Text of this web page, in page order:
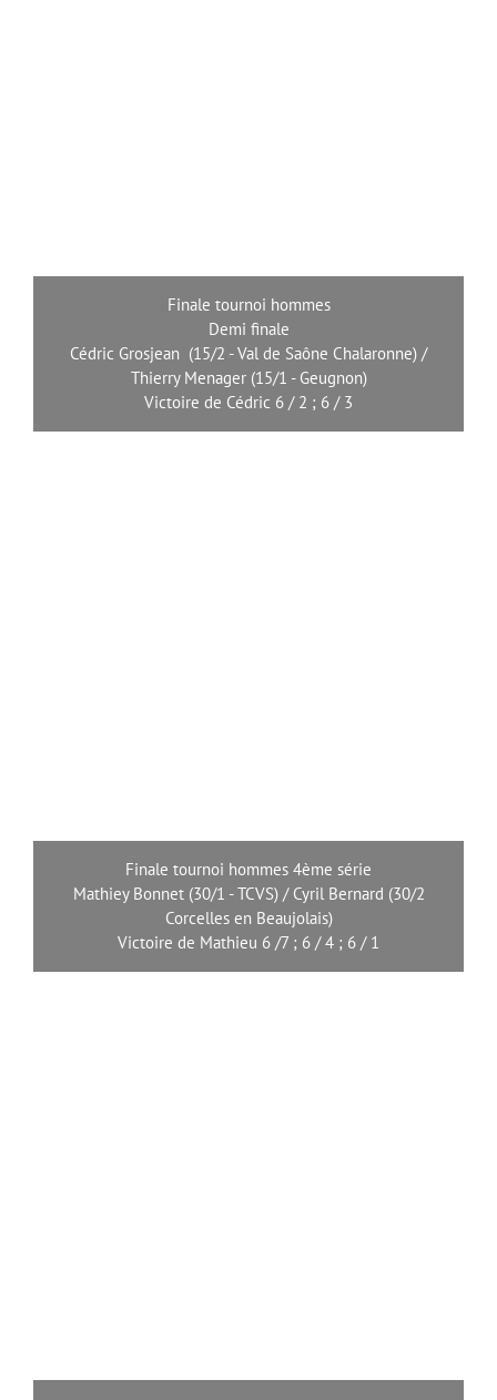
Finale tournoi hommes
Demi finale
Cédric Grosjean (15/2 - Val de Saône Chalaronne) /
Thierry Menager (15/1 - Geugnon)
Victoire de Cédric 6 / 2 ; 6 / 3
Finale tournoi hommes 4ème série
Mathiey Bonnet (30/1 - TCVS) / Cyril Bernard (30/2
Corcelles en Beaujolais)
Victoire de Mathieu 6 /7 ; 6 / 4 ; 6 / 1